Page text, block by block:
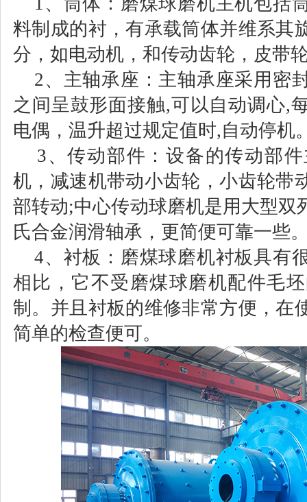
料制成的衬，有承载筒体并维系其
分，如电动机，和传动齿轮，皮带
2、主轴承座：主轴承座采用密
之间呈鼓形面接触,可以自动调心,
电偶，温升超过规定值时,自动停机
3、传动部件：设备的传动部
机，减速机带动小齿轮，小齿轮带
部转动;中心传动球磨机是用大型双
氏合金润滑轴承，更简便可靠一些
4、衬板：磨煤球磨机衬板具有
相比，它不受磨煤球磨机配件毛
制。并且衬板的维修非常方便，在
简单的检查便可。